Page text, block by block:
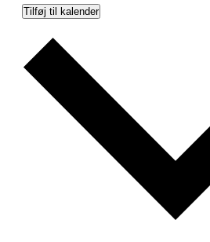
Tilføj til kalender